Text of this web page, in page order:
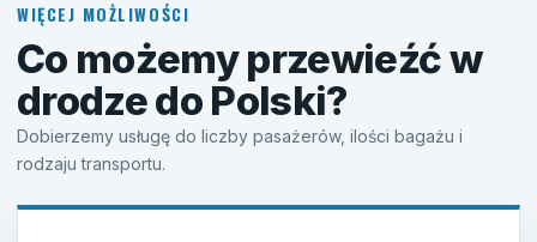
WIĘCEJ MOŻLIWOŚCI
Co możemy przewieźć w
drodze do Polski?
Dobierzemy usługę do liczby pasażerów, ilości bagażu i
rodzaju transportu.